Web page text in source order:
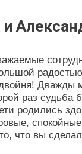
и
Дважды
раз судьба
родились
что вы